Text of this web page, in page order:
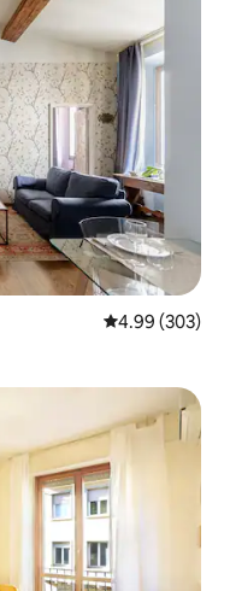
औसत रेटिंग 5 में से
4.99 (303)